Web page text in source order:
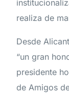
realiza de
Desde
“un gran
presidente
de Amigos